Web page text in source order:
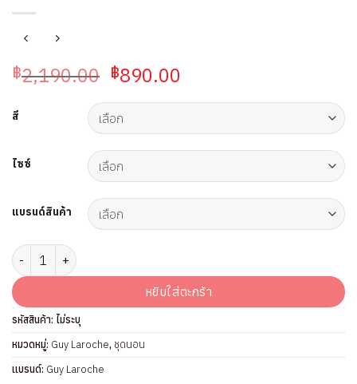
฿2,190.00 Original
was:
฿2,190.00.
฿890.00
฿890.00.
สี
ไซซ์
แบรนด์สินค้า
จำนวน ชุดนอน แบรนด์ Guy Laroche รุ่น GN4C43 ชิ้น
หยิบใส่ตะกร้า
รหัสสินค้า: ไม่ระบุ
หมวดหมู่: Guy Laroche, ชุดนอน
แบรนด์: Guy Laroche